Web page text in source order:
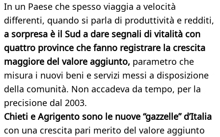
In un Paese che spesso viaggia a velocità
differenti, quando si parla di produttività e redditi,
a sorpresa è il Sud a dare segnali di vitalità con
quattro province che fanno registrare la crescita
maggiore del valore aggiunto, parametro che
misura i nuovi beni e servizi messi a disposizione
della comunità. Non accadeva da tempo, per la
precisione dal 2003.
Chieti e Agrigento sono le nuove “gazzelle” d’Italia
con una crescita pari merito del valore aggiunto